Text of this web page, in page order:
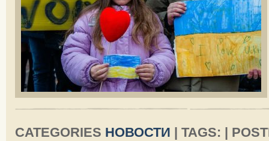
CATEGORIES НОВОСТИ | TAGS: |